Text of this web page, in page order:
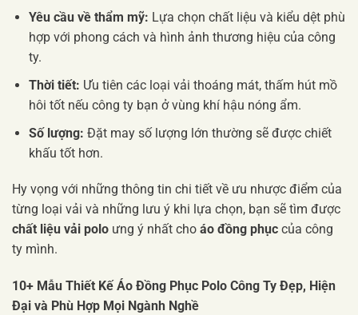
Yêu cầu về thẩm mỹ: Lựa chọn chất liệu và kiểu dệt phù
hợp với phong cách và hình ảnh thương hiệu của công
ty.
Thời tiết: Ưu tiên các loại vải thoáng mát, thấm hút mồ
hôi tốt nếu công ty bạn ở vùng khí hậu nóng ẩm.
Số lượng: Đặt may số lượng lớn thường sẽ được chiết
khấu tốt hơn.
Hy vọng với những thông tin chi tiết về ưu nhược điểm của
từng loại vải và những lưu ý khi lựa chọn, bạn sẽ tìm được
chất liệu vải polo ưng ý nhất cho áo đồng phục của công
ty mình.
10+ Mẫu Thiết Kế Áo Đồng Phục Polo Công Ty Đẹp, Hiện
Đại và Phù Hợp Mọi Ngành Nghề